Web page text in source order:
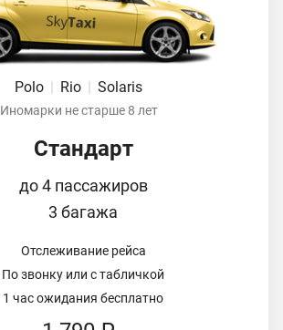
Polo | Rio | Solaris
Иномарки не старше 8 лет
Стандарт
до 4 пассажиров
3 багажа
Отслеживание рейса
По звонку или с табличкой
1 час ожидания бесплатно